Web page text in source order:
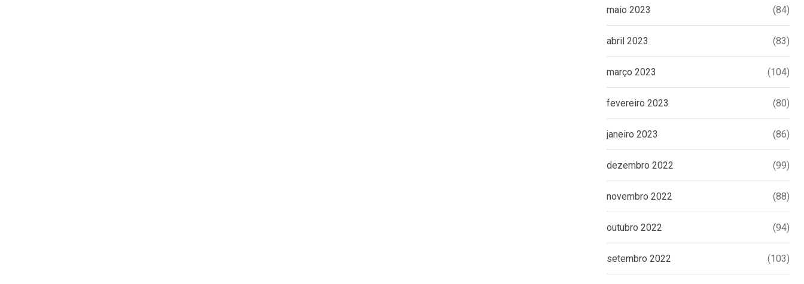
Como limpar seu esfregão sem precisar
maio 2023 (84)
abril 2023 (83)
março 2023 (104)
fevereiro 2023 (80)
janeiro 2023 (86)
dezembro 2022 (99)
novembro 2022 (88)
outubro 2022 (94)
setembro 2022 (103)